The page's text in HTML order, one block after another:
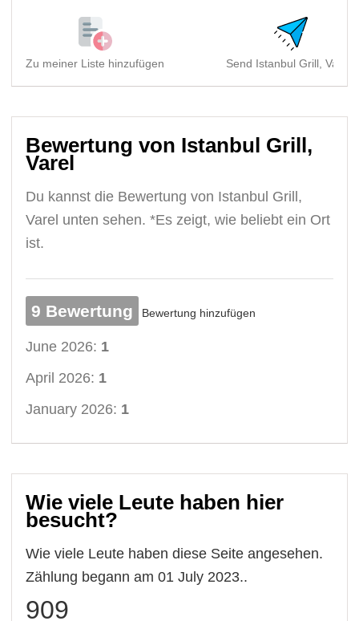
Zu meiner Liste hinzufügen Send Istanbul Grill, Vare..
Bewertung von Istanbul Grill,
Varel
Du kannst die Bewertung von Istanbul Grill,
Varel unten sehen. *Es zeigt, wie beliebt ein Ort
ist.
9 Bewertung Bewertung hinzufügen
June 2026: 1
April 2026: 1
January 2026: 1
Wie viele Leute haben hier
besucht?
Wie viele Leute haben diese Seite angesehen.
Zählung begann am 01 July 2023..
909